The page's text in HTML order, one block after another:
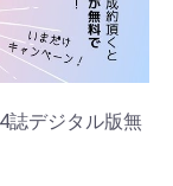
誌デジタル版無